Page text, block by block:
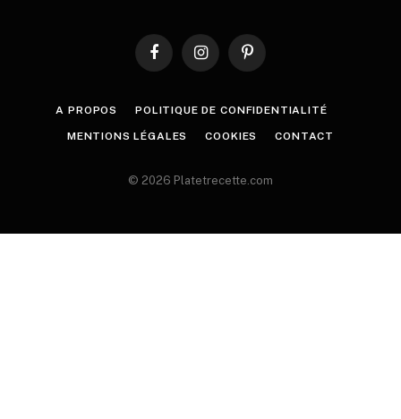
FacebookInstagramPinterest
A PROPOS POLITIQUE DE CONFIDENTIALITÉ
MENTIONS LÉGALES COOKIES CONTACT
© 2026 Platetrecette.com